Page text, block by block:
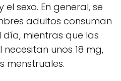
sexo. En general, se
adultos consuman
mientras que las
unos 18 mg,
menstruales.